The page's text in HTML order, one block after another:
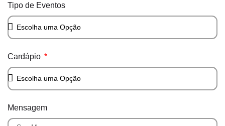
Tipo de Eventos
Cardápio
Mensagem